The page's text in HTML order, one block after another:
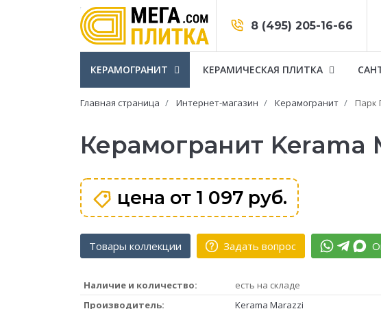
8 (495) 205-16-66
КЕРАМОГРАНИТ КЕРАМИЧЕСКАЯ ПЛИТКА
Главная страница Интернет-магазин Керамогранит Парк
Керамогранит Kerama
цена от 1 097 руб.
Товары коллекции Задать вопрос
Наличие и количество:
есть на складе
Производитель:
Kerama Marazzi